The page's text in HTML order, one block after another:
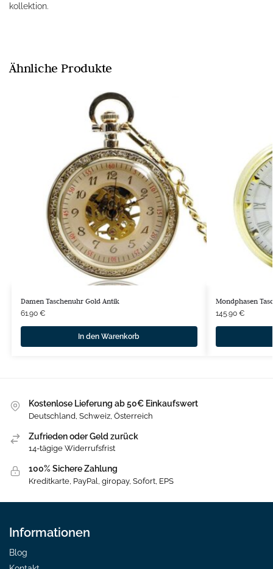
kollektion.
Ähnliche Produkte
Damen Taschenuhr Gold Antik
61.90 €
In den Warenkorb
Mondphasen
145.90 €
Kostenlose Lieferung ab 50€ Einkaufswert
Deutschland, Schweiz, Österreich
Zufrieden oder Geld zurück
14-tägige Widerrufsfrist
100% Sichere Zahlung
Kreditkarte, PayPal, giropay, Sofort, EPS
Informationen
Blog